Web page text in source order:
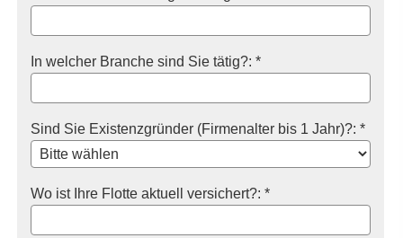
In welcher Branche sind Sie tätig?: *
Sind Sie Existenzgründer (Firmenalter bis 1 Jahr)?: *
Wo ist Ihre Flotte aktuell versichert?: *